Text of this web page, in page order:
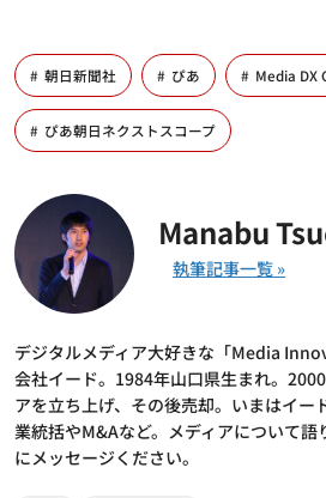
朝日新聞社 ぴあ Media DX
ぴあ朝日ネクストスコープ
Manabu
デジタルメディア大好きな「Media
会社イード。1984年山口県生まれ。
アを立ち上げ、その後売却。いまはイー
業統括やM&Aなど。メディアについて
にメッセージください。